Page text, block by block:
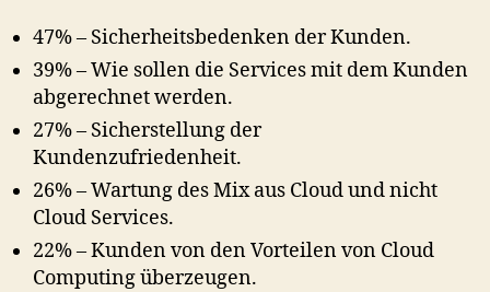
47% – Sicherheitsbedenken der Kunden.
39% – Wie sollen die Services mit dem Kunden
abgerechnet werden.
27% – Sicherstellung der
Kundenzufriedenheit.
26% – Wartung des Mix aus Cloud und nicht
Cloud Services.
22% – Kunden von den Vorteilen von Cloud
Computing überzeugen.